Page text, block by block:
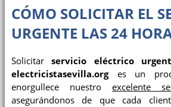
CÓMO SOLICITAR EL
URGENTE LAS 24
Solicitarservicio eléctrico
electricistasevilla.orges un
enorgullece nuestro excelente
asegurándonos de que cada